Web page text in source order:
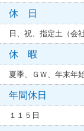
休 日
日、祝、指定土（会
休 暇
夏季、ＧＷ、年末年
年間休日
１１５日